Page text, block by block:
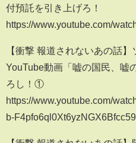
付預託を引き上げろ！
https://www.youtube.com/
【衝撃 報道されないあの話
YouTube動画「嘘の国民、嘘
ろし！①
https://www.youtube.com/
b-